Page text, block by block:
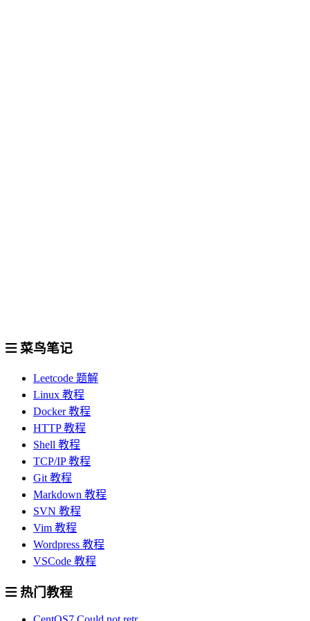
菜鸟笔记
Leetcode 题解
Linux 教程
Docker 教程
HTTP 教程
Shell 教程
TCP/IP 教程
Git 教程
Markdown 教程
SVN 教程
Vim 教程
Wordpress 教程
VSCode 教程
热门教程